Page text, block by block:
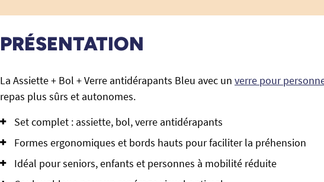
PRÉSENTATION
La Assiette + Bol + Verre antidérapants Bleu avec un verre pour
repas plus sûrs et autonomes.
Set complet : assiette, bol, verre antidérapants
Formes ergonomiques et bords hauts pour faciliter la préhension
Idéal pour seniors, enfants et personnes à mobilité réduite